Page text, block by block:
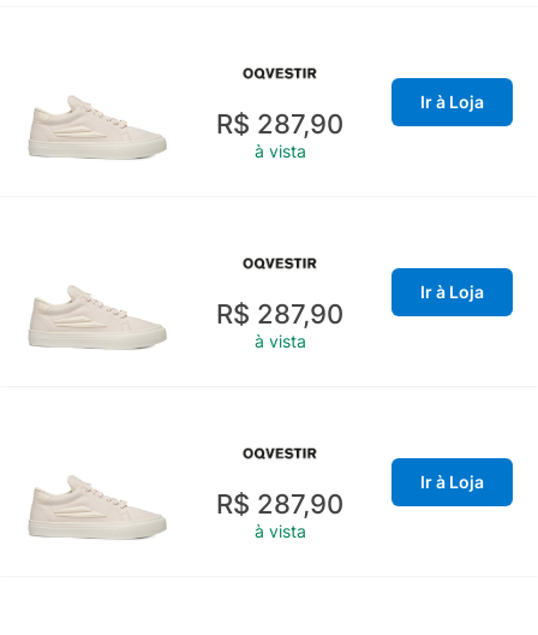
R$ 287,90
à vista
Ir à Loja
R$ 287,90
à vista
Ir à Loja
R$ 287,90
à vista
Ir à Loja